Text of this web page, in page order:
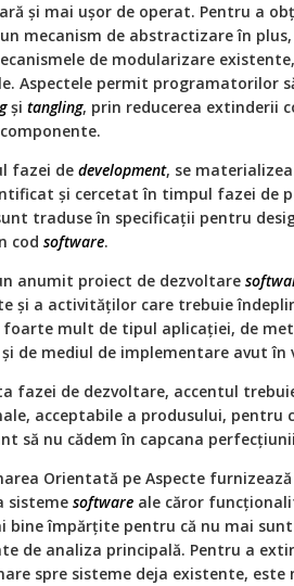
și mai ușor de operat. Pentru a
mecanism de abstractizare în
de modularizare
Aspectele permit programatorilor
și tangling, prin reducerea extinderii
fazei de development, se
și cercetat în timpul fazei de
traduse în specificații pentru
cod software.
anumit proiect de dezvoltare
și a activităților care trebuie
foarte mult de tipul aplicației, de
de mediul de implementare avut în
fazei de dezvoltare, accentul
acceptabile a produsului, pentru
să nu cădem în capcana
Orientată pe Aspecte
sisteme software ale căror
bine împărțite pentru că nu mai
de analiza principală. Pentru a
spre sisteme deja existente,